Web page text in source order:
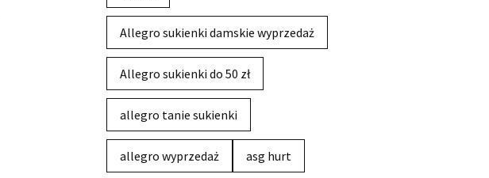
Allegro sukienki damskie wyprzedaż
Allegro sukienki do 50 zł
allegro tanie sukienki
allegro wyprzedaż asg hurt